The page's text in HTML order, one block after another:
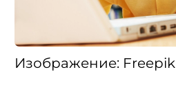
Изображение: Freepik